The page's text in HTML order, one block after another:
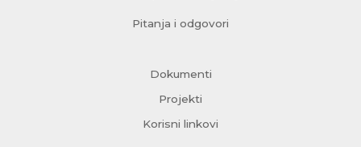
Pitanja i odgovori
Dokumenti
Projekti
Korisni linkovi